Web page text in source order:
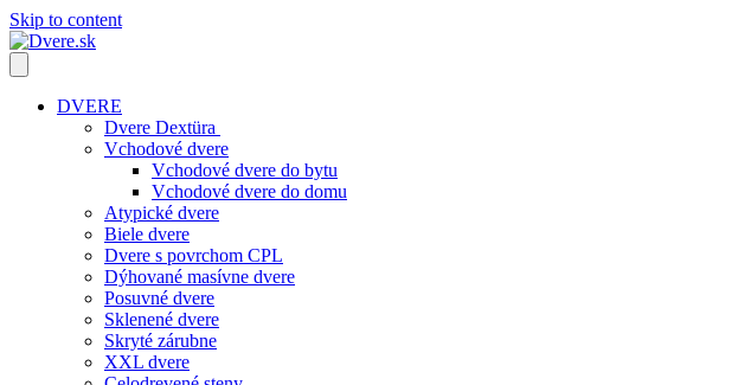
Skip to content
DVERE
Dvere Dextüra
Vchodové dvere
Vchodové dvere do bytu
Vchodové dvere do domu
Atypické dvere
Biele dvere
Dvere s povrchom CPL
Dýhované masívne dvere
Posuvné dvere
Sklenené dvere
Skryté zárubne
XXL dvere